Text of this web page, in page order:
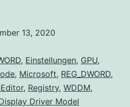
13, 2020
, Einstellungen, GPU,
, Microsoft, REG_DWORD,
, Registry, WDDM,
Driver Model